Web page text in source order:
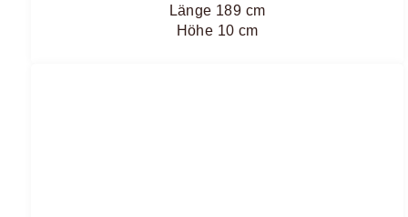
Länge 189 cm
Höhe 10 cm